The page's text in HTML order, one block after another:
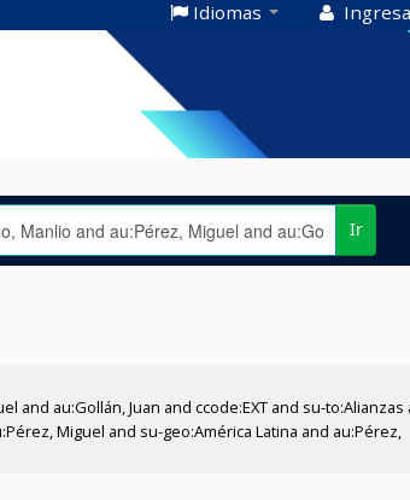
Idiomas
Ir
and au:Gollán, Juan and ccode:EXT and su-to:Alianzas
Miguel and su-geo:América Latina and au:Pérez,